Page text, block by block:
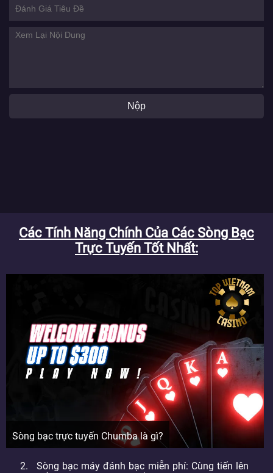
Các Tính Năng Chính Của Các Sòng Bạc
Trực Tuyến Tốt Nhất
Sòng bạc trực tuyến Chumba là gì?
Sòng bạc máy đánh bạc miễn phí: Cùng tiến lên
Nộp